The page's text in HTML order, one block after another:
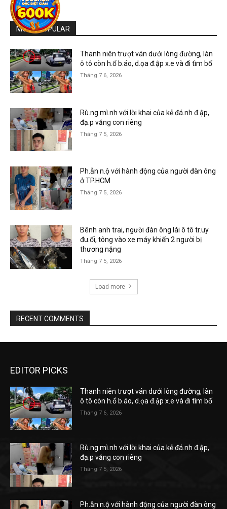
MOST POPULAR
Thanh niên trượt ván dưới lòng đường, làn
ô tô còn h.ổ b.áo, d.ọa đ.ập x.e và đi tìm bố
Tháng 7 6, 2026
Rù.ng mì.nh với lời khai của kẻ đá.nh đ.ập,
đạ.p văng con riêng
Tháng 7 5, 2026
Ph.ẫn n.ộ với hành động của người đàn ông
ở TP.HCM
Tháng 7 5, 2026
Bênh anh trai, người đàn ông lái ô tô tr.uy
đu.ổi, tông vào xe máy khiến 2 người bị
thương nặng
Tháng 7 5, 2026
Load more
RECENT COMMENTS
EDITOR PICKS
Thanh niên trượt ván dưới lòng đường, làn
ô tô còn h.ổ b.áo, d.ọa đ.ập x.e và đi tìm bố
Tháng 7 6, 2026
Rù.ng mì.nh với lời khai của kẻ đá.nh đ.ập,
đạ.p văng con riêng
Tháng 7 5, 2026
Ph.ẫn n.ộ với hành động của người đàn ông